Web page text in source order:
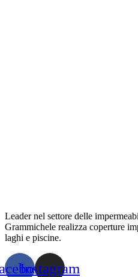
Leader nel settore delle
Grammichele realizza coperture
laghi e piscine.
Instagram